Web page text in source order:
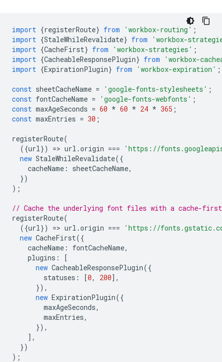
import {registerRoute} from 'workbox-routing' ;
import {StaleWhileRevalidate} from
'workbox-
import {CacheFirst} from 'workbox-strategies' ;
import {CacheableResponsePlugin} from
'workbox-
import {ExpirationPlugin} from 'workbox-expiration' ;
const sheetCacheName = 'google-fonts-stylesheets' ;
const fontCacheName = 'google-fonts-webfonts' ;
const maxAgeSeconds = 60 * 60 * 24 * 365 ;
const maxEntries = 30 ;
registerRoute(
({url}) => url .origin ===
'https://
new StaleWhileRevalidate({
cacheName : sheetCacheName,
})
);
// Cache the underlying font files with a cache-
registerRoute(
({url}) => url .origin ===
'https://
new CacheFirst({
cacheName : fontCacheName,
plugins :
[
new CacheableResponsePlugin({
statuses : [0, 200],
}),
new ExpirationPlugin({
maxAgeSeconds,
maxEntries,
}),
],
})
);